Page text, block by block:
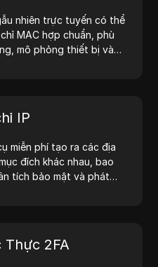
nhiên trực tuyến có thể
MAC hợp chuẩn, phù
mô phỏng thiết bị và
IP
miễn phí tạo ra các địa
đích khác nhau, bao
tích bảo mật và phát
Đơn giản hóa quy trình
phát triển — tạo địa chỉ
Thực 2FA